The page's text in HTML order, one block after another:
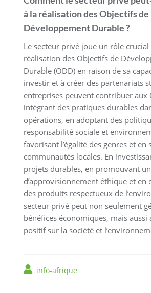
à la réalisation des Objectifs de
Développement Durable ?
Le secteur privé joue un rôle crucial
réalisation des Objectifs de
Durable (ODD) en raison de sa
investir et à créer des partenariats
entreprises peuvent contribuer aux
intégrant des pratiques durables
opérations, en adoptant des
responsabilité sociale et
favorisant l’égalité des genres et en
communautés locales. En
projets durables, en promouvant
d’approvisionnement éthique et en
des produits respectueux de
secteur privé peut non seulement
bénéfices économiques, mais
positif sur la société et
info-afrique